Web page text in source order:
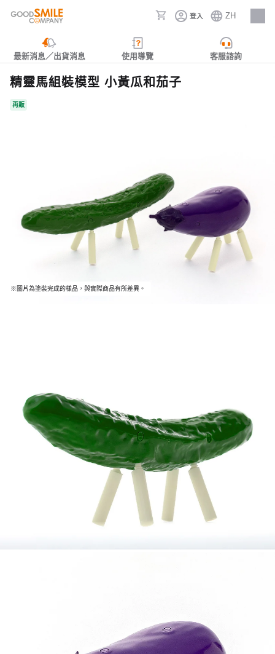
登入 ZH
人才招募
最新消息／出貨消息 使用導覽 客服諮詢
精靈馬組裝模型 小黃瓜和茄子
再販
※圖片為塗裝完成的樣品，與實際商品有所差異。